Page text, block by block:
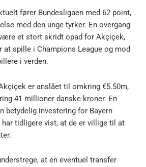
fører Bundesligaen med 62 point,
med den unge tyrker. En overgang
et stort skridt opad for Akçiçek,
at spille i Champions League og mod
i verden.
er anslået til omkring €5.50m,
41 millioner danske kroner. En
betydelig investering for Bayern
har tidligere vist, at de er villige til at
at en eventuel transfer